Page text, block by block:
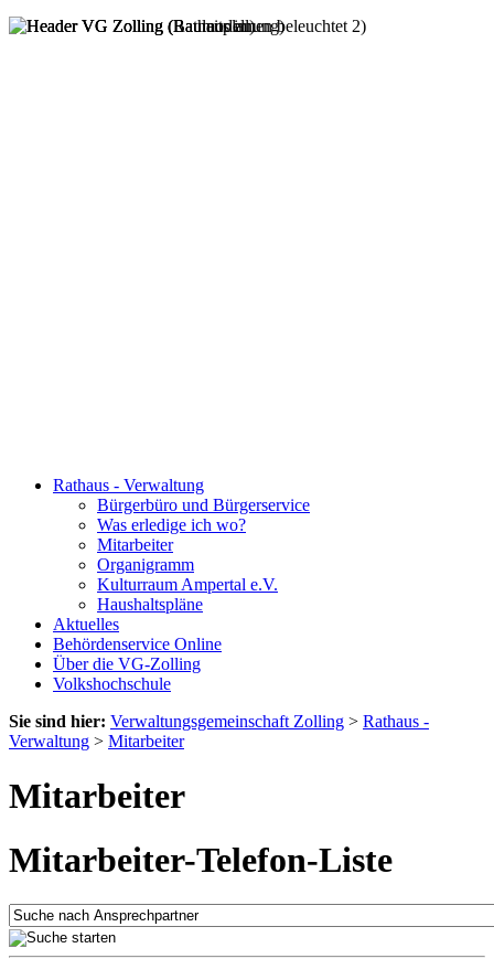
Rathaus - Verwaltung
Bürgerbüro und Bürgerservice
Was erledige ich wo?
Mitarbeiter
Organigramm
Kulturraum Ampertal e.V.
Haushaltspläne
Aktuelles
Behördenservice Online
Über die VG-Zolling
Volkshochschule
Sie sind hier: Verwaltungsgemeinschaft Zolling > Rathaus -
Verwaltung > Mitarbeiter
Mitarbeiter
Mitarbeiter-Telefon-Liste